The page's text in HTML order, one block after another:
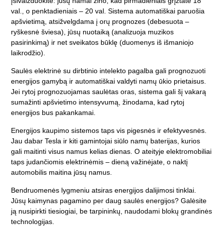
val., o penktadieniais – 20 val. Sistema automatiškai paruošia
apšvietimą, atsižvelgdama į orų prognozes (debesuota –
ryškesnė šviesa), jūsų nuotaiką (analizuoja muzikos
pasirinkimą) ir net sveikatos būklę (duomenys iš išmaniojo
laikrodžio).
Saulės elektrinė su dirbtinio intelekto pagalba gali prognozuoti
energijos gamybą ir automatiškai valdyti namų ūkio prietaisus.
Jei rytoj prognozuojamas saulėtas oras, sistema gali šį vakarą
sumažinti apšvietimo intensyvumą, žinodama, kad rytoj
energijos bus pakankamai.
Energijos kaupimo sistemos taps vis pigesnės ir efektyvesnės.
Jau dabar Tesla ir kiti gamintojai siūlo namų baterijas, kurios
gali maitinti visus namus kelias dienas. O ateityje elektromobiliai
taps judančiomis elektrinėmis – dieną važinėjate, o naktį
automobilis maitina jūsų namus.
Bendruomenės lygmeniu atsiras energijos dalijimosi tinklai.
Jūsų kaimynas pagamino per daug saulės energijos? Galėsite
ją nusipirkti tiesiogiai, be tarpininkų, naudodami blokų grandinės
technologijas.